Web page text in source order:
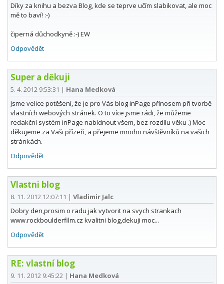
Díky za knihu a bezva Blog, kde se teprve učím slabikovat, ale moc
mě to baví! :-)
čiperná důchodkyně :-) EW
Odpovědět
Super a děkuji
5. 4. 2012 9:53:31 | Hana Medková
Jsme velice potěšení, že je pro Vás blog inPage přínosem při tvorbě
vlastních webových stránek. O to více jsme rádi, že můžeme
redakční systém inPage nabídnout všem, bez rozdílu věku .) Moc
děkujeme za Vaši přízeň, a přejeme mnoho návštěvníků na vašich
stránkách.
Odpovědět
Vlastni blog
8. 11. 2012 12:07:11 | Vladimir Jalc
Dobry den,prosim o radu jak vytvorit na svych strankach
www.rockboulderfilm.cz kvalitni blog,dekuji moc...
Odpovědět
RE: vlastní blog
9. 11. 2012 9:45:22 | Hana Medková